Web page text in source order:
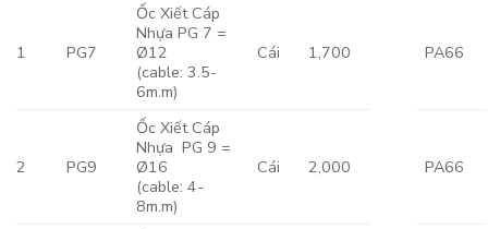
1 PG7
Ốc Xiết Cáp
Nhựa PG 7 =
Ø12
(cable: 3.5-
6m.m)
Cái 1,700 PA66
2 PG9
Ốc Xiết Cáp
Nhựa PG 9 =
Ø16
(cable: 4-
8m.m)
Cái 2,000 PA66